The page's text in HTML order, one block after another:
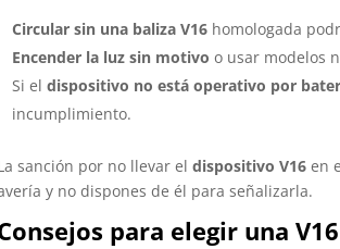
Circular sin una baliza V16 homologada
Encender la luz sin motivo o usar modelos
Si el dispositivo no está operativo por
incumplimiento.
sanción por no llevar eldispositivo V16 en
y no dispones de él para señalizarla.
para elegir una V16